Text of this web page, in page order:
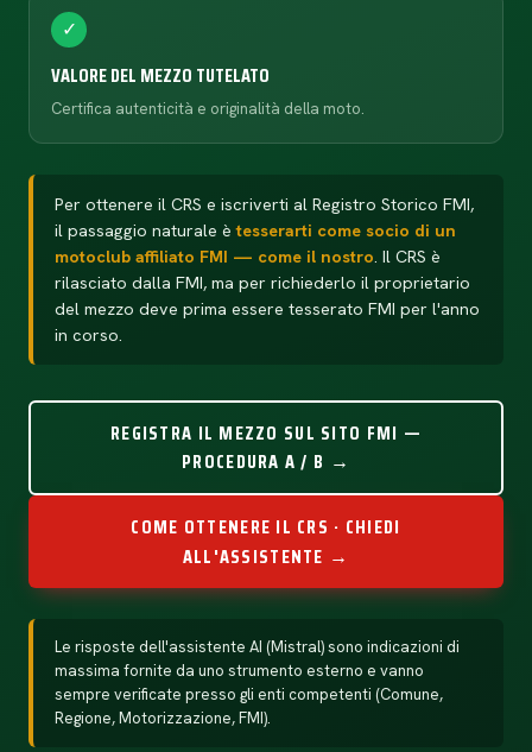
✓
VALORE DEL MEZZO TUTELATO
Certifica autenticità e originalità della moto.
Per ottenere il CRS e iscriverti al Registro Storico FMI,
il passaggio naturale ètesserarti come socio di un
motoclub affiliato FMI — come il nostro. Il CRS è
rilasciato dalla FMI, ma per richiederlo il proprietario
del mezzo deve prima essere tesserato FMI per l'anno
in corso.
REGISTRA IL MEZZO SUL SITO FMI —
PROCEDURA A / B →
COME OTTENERE IL CRS · CHIEDI
ALL'ASSISTENTE →
Le risposte dell'assistente AI (Mistral) sono indicazioni di
massima fornite da uno strumento esterno e vanno
sempre verificate presso gli enti competenti (Comune,
Regione, Motorizzazione, FMI).